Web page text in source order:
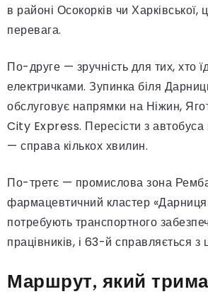
в районі Осокорків чи Харківської,
перевага.
По-друге — зручність для тих, хто
електричками. Зупинка біля
обслуговує напрямки на Ніжин,
City Express. Пересісти з автобуса
— справа кількох хвилин.
По-третє — промислова зона
фармацевтичний кластер
потребують транспортного
працівників, і 63-й справляється
Маршрут, який